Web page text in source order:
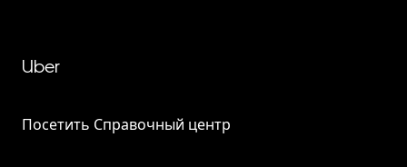
Uber
Посетить Справочный центр